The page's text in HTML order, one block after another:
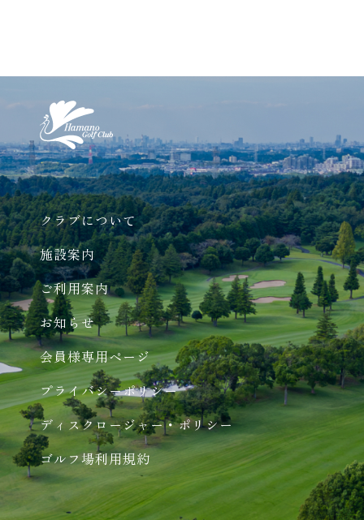
クラブについて
施設案内
ご利用案内
お知らせ
会員様専用ページ
プライバシーポリシー
ディスクロージャー・ポリシー
ゴルフ場利用規約